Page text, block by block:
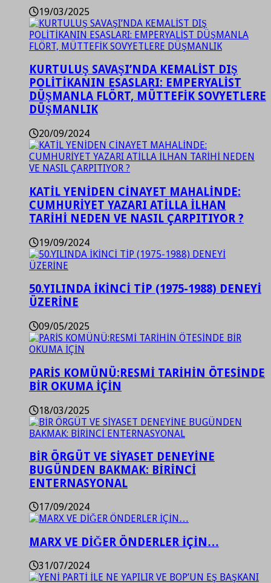
19/03/2025
KURTULUŞ SAVAŞI’NDA KEMALİST DIŞ
POLİTİKANIN ESASLARI: EMPERYALİST
DÜŞMANLA FLÖRT, MÜTTEFİK SOVYETLERE
DÜŞMANLIK
20/09/2024
KATİL YENİDEN CİNAYET MAHALİNDE:
CUMHURİYET YAZARI ATİLLA İLHAN
TARİHİ NEDEN VE NASIL ÇARPITIYOR ?
19/09/2024
50.YILINDA İKİNCİ TİP (1975-1988) DENEYİ
ÜZERİNE
09/05/2025
PARİS KOMÜNÜ:RESMİ TARİHİN ÖTESİNDE
BİR OKUMA İÇİN
18/03/2025
BİR ÖRGÜT VE SİYASET DENEYİNE
BUGÜNDEN BAKMAK: BİRİNCİ
ENTERNASYONAL
17/09/2024
MARX VE DİĞER ÖNDERLER İÇİN…
31/07/2024